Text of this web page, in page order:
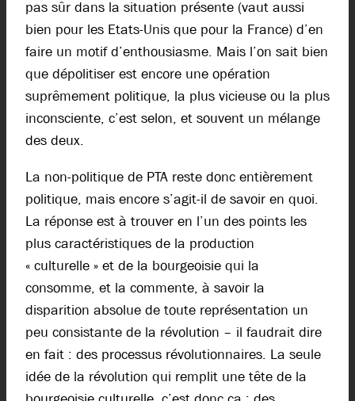
pas sûr dans la situation présente (vaut aussi
bien pour les Etats-Unis que pour la France) d’en
faire un motif d’enthousiasme. Mais l’on sait bien
que dépolitiser est encore une opération
suprêmement politique, la plus vicieuse ou la plus
inconsciente, c’est selon, et souvent un mélange
des deux.
La non-politique de PTA reste donc entièrement
politique, mais encore s’agit-il de savoir en quoi.
La réponse est à trouver en l’un des points les
plus caractéristiques de la production
« culturelle » et de la bourgeoisie qui la
consomme, et la commente, à savoir la
disparition absolue de toute représentation un
peu consistante de la révolution – il faudrait dire
en fait : des processus révolutionnaires. La seule
idée de la révolution qui remplit une tête de la